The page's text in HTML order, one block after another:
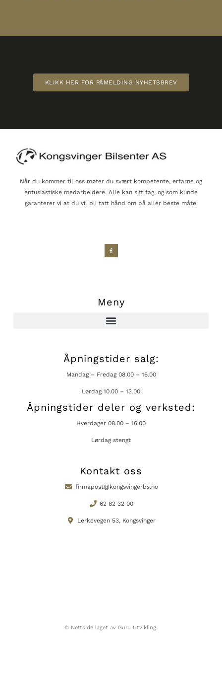
KLIKK HER FOR PÅMELDING NYHETSBREV
Når du kommer til oss møter du svært kompetente, erfarne og
entusiastiske medarbeidere. Alle kan sitt fag, og som kunde
garanterer vi at du vil bli tatt hånd om på aller beste måte.
Meny
Åpningstider salg:
Mandag – Fredag 08.00 – 16.00
Lørdag 10.00 – 13.00
Åpningstider deler og verksted:
Hverdager 08.00 – 16.00
Lørdag stengt
Kontakt oss
firmapost@kongsvingerbs.no
62 82 32 00
Lerkevegen 53, Kongsvinger
© Nettside laget av Guru Utvikling.